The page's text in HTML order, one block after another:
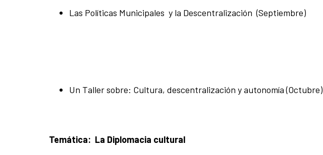
Las Políticas Municipales y la Descentralización (Septiembre)
Un Taller sobre: Cultura, descentralización y autonomía (Octubre)
Temática: La Diplomacia cultural